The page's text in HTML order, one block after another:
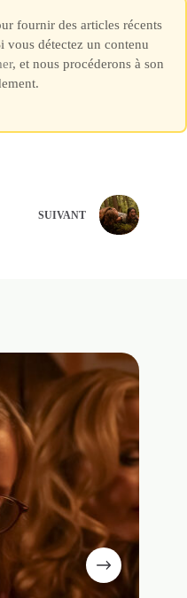
fournir des articles récents
vous détectez un contenu
, et nous procéderons à son
SUIVANT